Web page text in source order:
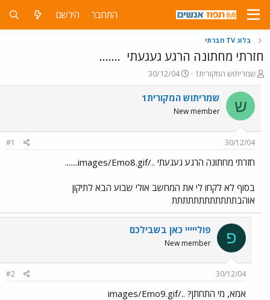
התחבר הירשם
בלוג TV חברתי
חזרתי מחתונה הרגע געגעתי .......
פ
ו
ת
ח
ה
ש
א
שמריתוש המקורית1
פ
ו
ר
ם
ר
30/12/04
ש שמריתוש המקורית1
New member
30/12/04
#1
חזרתי מחתונה הרגע געגעתי ../images/Emo8.gif.......
בסוף לא לקחו לי את המחשב אולי שבוע הבא לתיקון
אוהבתתתתתתתתתתתת
פ פולייייי כאן בשבילכם
New member
30/12/04
#2
אמא, מי התחתן? ../images/Emo9.gif